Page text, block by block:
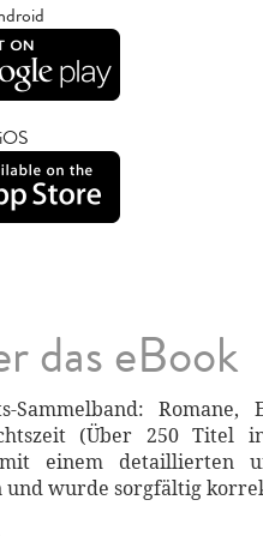
iOS
das eBook
Sammelband: Romane,
(Über 250 Titel
einem detaillierten
und wurde sorgfältig